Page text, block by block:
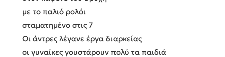
με το παλιό ρολόι
σταματημένο στις 7
Οι άντρες λέγανε έργα διαρκείας
οι γυναίκες γουστάρουν πολύ τα παιδιά